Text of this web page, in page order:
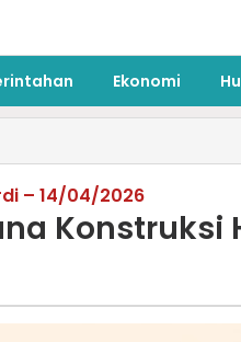
Ekonomi
– 14/04/2026
Konstruksi